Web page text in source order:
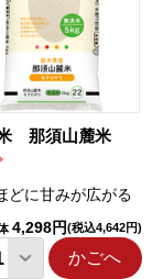
那須山麓米
どに甘みが広がる
4,298円(税込4,642円)
かごへ